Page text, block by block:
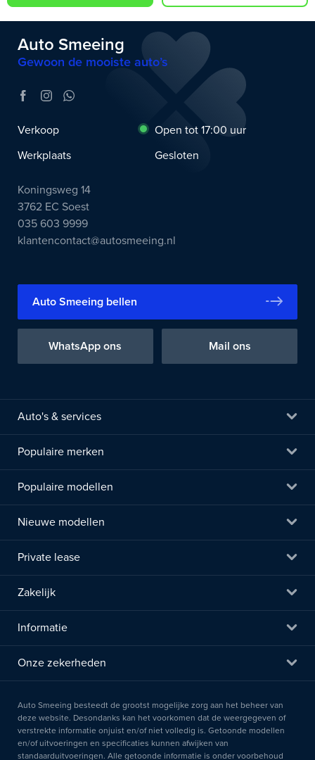
Auto Smeeing
Gewoon de mooiste auto’s
Verkoop
Open tot 17:00 uur
Werkplaats
Gesloten
Koningsweg 14
3762 EC Soest
035 603 9999
klantencontact@autosmeeing.nl
Auto Smeeing bellen
WhatsApp ons Mail ons
Auto's & services
Populaire merken
Populaire modellen
Nieuwe modellen
Private lease
Zakelijk
Informatie
Onze zekerheden
Auto Smeeing besteedt de grootst mogelijke zorg aan het beheer van
deze website. Desondanks kan het voorkomen dat de weergegeven of
verstrekte informatie onjuist en/of niet volledig is. Getoonde modellen
en/of uitvoeringen en specificaties kunnen afwijken van
standaarduitvoeringen. Alle getoonde informatie is onder voorbehoud